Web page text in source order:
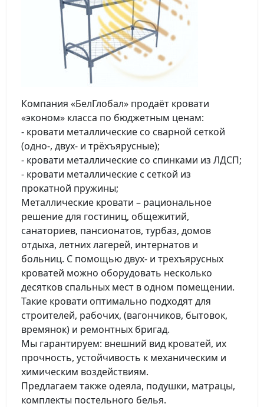
Компания «БелГлобал» продаёт кровати
«эконом» класса по бюджетным ценам:
- кровати металлические со сварной сеткой
(одно-, двух- и трёхъярусные);
- кровати металлические со спинками из ЛДСП;
- кровати металлические с сеткой из
прокатной пружины;
Металлические кровати – рациональное
решение для гостиниц, общежитий,
санаториев, пансионатов, турбаз, домов
отдыха, летних лагерей, интернатов и
больниц. С помощью двух- и трехъярусных
кроватей можно оборудовать несколько
десятков спальных мест в одном помещении.
Такие кровати оптимально подходят для
строителей, рабочих, (вагончиков, бытовок,
времянок) и ремонтных бригад.
Мы гарантируем: внешний вид кроватей, их
прочность, устойчивость к механическим и
химическим воздействиям.
Предлагаем также одеяла, подушки, матрацы,
комплекты постельного белья.